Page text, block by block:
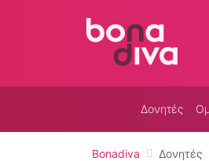
Δονητές
Bonadiva Δονητές